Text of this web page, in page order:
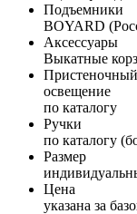
Подъемники
BOYARD
Аксессуары
Выкатные
освещение
по каталогу
Ручки
по каталогу
Размер
Цена
указана за